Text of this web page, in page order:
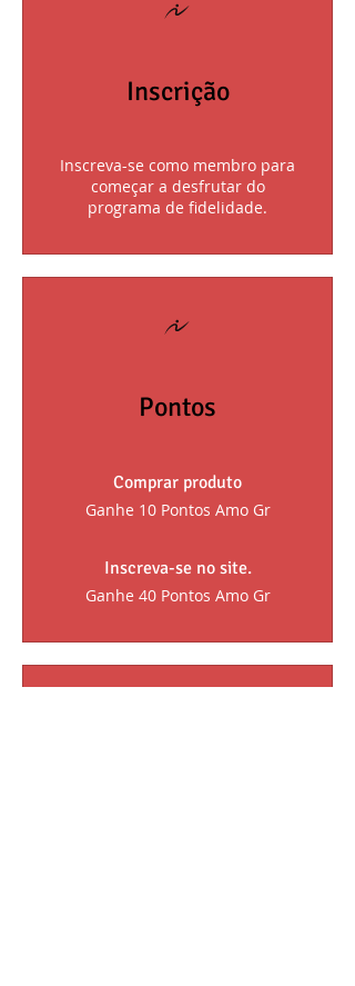
Inscrição
Inscreva-se como membro para
começar a desfrutar do
programa de fidelidade.
Pontos
Comprar produto
Ganhe 10 Pontos Amo Gr
Inscreva-se no site.
Ganhe 40 Pontos Amo Gr